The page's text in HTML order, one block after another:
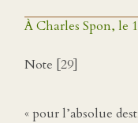
À Charles Spon, le
Note [29]
« pour l’absolue